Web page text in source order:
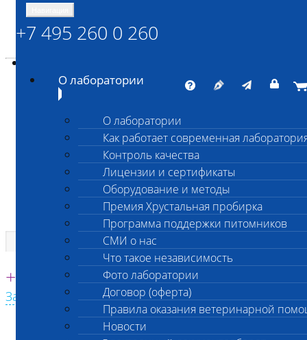
ШАНС БИО
Независимая ветеринарная лаборатория
Единая круглосуточная справочная
+7 495 260 0 260
Заказать звонок с сайта
+7 495 260 0 260
О лаборатории
О лаборатории
Как работает современная
Контроль качества
Лицензии и сертификаты
Оборудование и методы
Премия Хрустальная пробирка
Программа поддержки питомников
СМИ о нас
Что такое независимость
Фото лаборатории
Договор (оферта)
Правила оказания ветеринарной
Новости
Главная страница
Анализы и цены